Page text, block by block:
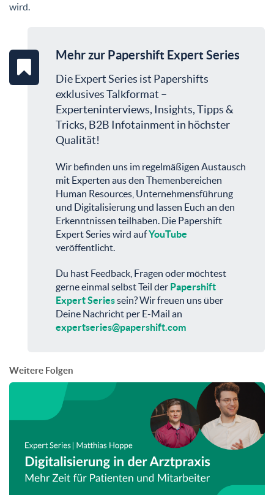
wird.
Mehr zur Papershift Expert Series
Die Expert Series ist Papershifts
exklusives Talkformat –
Experteninterviews, Insights, Tipps &
Tricks, B2B Infotainment in höchster
Qualität!
Wir befinden uns im regelmäßigen Austausch
mit Experten aus den Themenbereichen
Human Resources, Unternehmensführung
und Digitalisierung und lassen Euch an den
Erkenntnissen teilhaben. Die Papershift
Expert Series wird aufYouTube
veröffentlicht.
Du hast Feedback, Fragen oder möchtest
gerne einmal selbst Teil der Papershift
Expert Seriessein? Wir freuen uns über
Deine Nachricht per E-Mail an
expertseries@papershift.com
Weitere Folgen